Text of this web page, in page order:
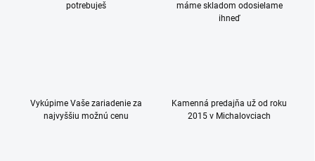
potrebuješ
máme skladom odosielame
ihneď
Vykúpime Vaše zariadenie za
najvyššiu možnú cenu
Kamenná predajňa už od roku
2015 v Michalovciach